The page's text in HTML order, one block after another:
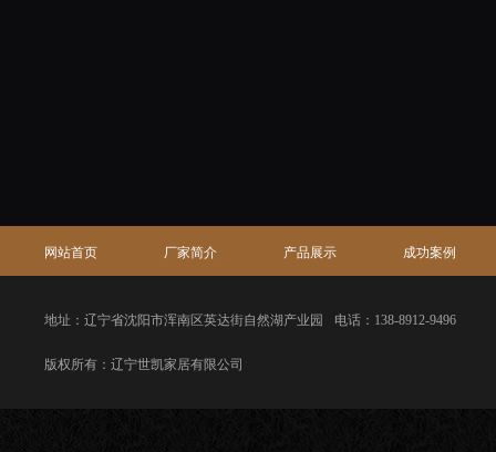
网站首页 厂家简介 产品展示 成功案例
地址：辽宁省沈阳市浑南区英达街自然湖产业园 电话：138-8912-9496
版权所有：辽宁世凯家居有限公司